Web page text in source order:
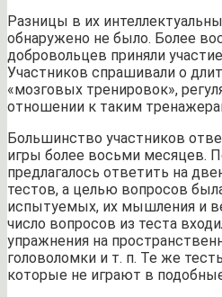
Разницы в их
обнаружено не было. Более
добровольцев приняли
Участников спрашивали о
«мозговых тренировок»,
отношении к таким
Большинство участников
игры более восьми месяцев.
предлагалось ответить на
тестов, а целью вопросов
испытуемых, их мышления и
число вопросов из теста
упражнения на
головоломки и т. п. Те же
которые не играют в